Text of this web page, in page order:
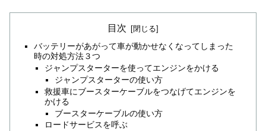
目次
バッテリーがあがって車が動かせなくなってしまった
時の対処方法３つ
ジャンプスターターを使ってエンジンをかける
ジャンプスターターの使い方
救援車にブースターケーブルをつなげてエンジンを
かける
ブースターケーブルの使い方
ロードサービスを呼ぶ